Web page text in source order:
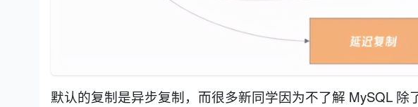
默认的复制是异步复制，而很多新同学因为不了解 MySQL